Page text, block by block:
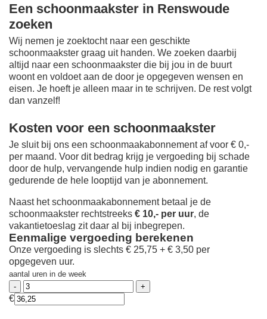
Een schoonmaakster in Renswoude
zoeken
Wij nemen je zoektocht naar een geschikte
schoonmaakster graag uit handen. We zoeken daarbij
altijd naar een schoonmaakster die bij jou in de buurt
woont en voldoet aan de door je opgegeven wensen en
eisen. Je hoeft je alleen maar in te schrijven. De rest volgt
dan vanzelf!
Kosten voor een schoonmaakster
Je sluit bij ons een schoonmaakabonnement af voor € 0,-
per maand. Voor dit bedrag krijg je vergoeding bij schade
door de hulp, vervangende hulp indien nodig en garantie
gedurende de hele looptijd van je abonnement.
Naast het schoonmaakabonnement betaal je de
schoonmaakster rechtstreeks € 10,- per uur, de
vakantietoeslag zit daar al bij inbegrepen.
Eenmalige vergoeding berekenen
Onze vergoeding is slechts € 25,75 + € 3,50 per
opgegeven uur.
aantal uren in de week
€